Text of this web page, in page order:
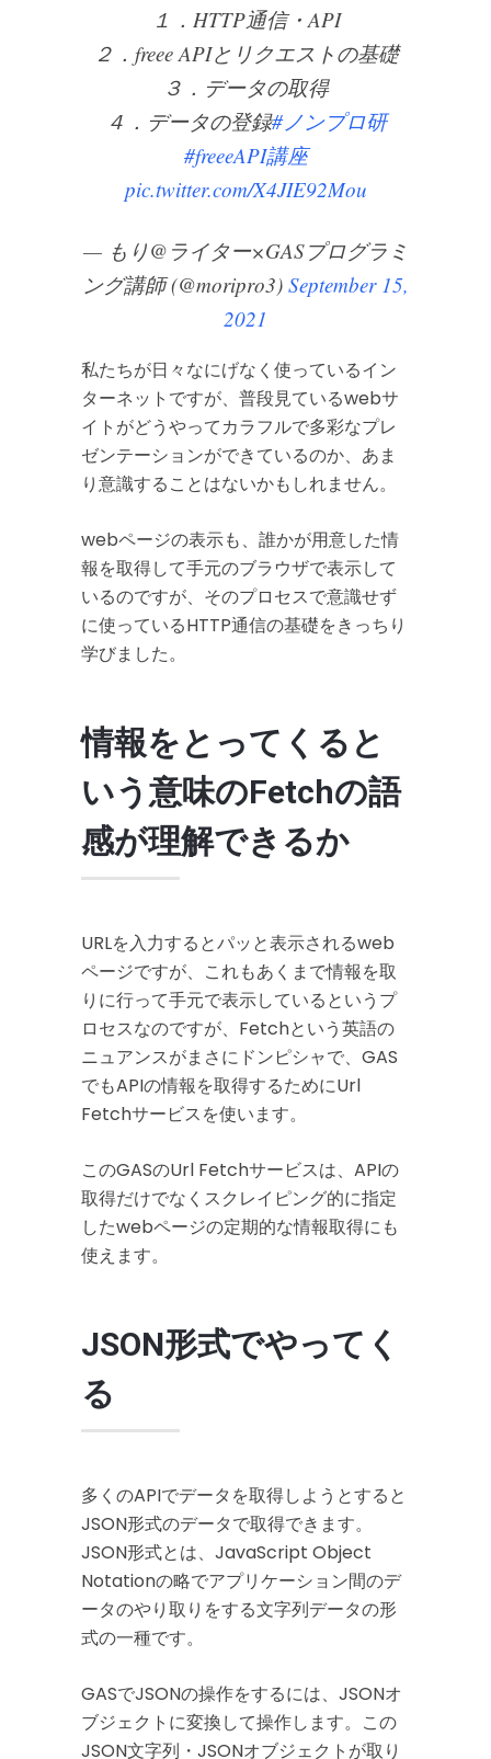
１．HTTP通信・API
２．freee APIとリクエストの基礎
３．データの取得
４．データの登録#ノンプロ研
#freeeAPI講座
pic.twitter.com/X4JIE92Mou
— もり@ライター×GASプログラミ
ング講師 (@moripro3) September 15,
2021
私たちが日々なにげなく使っているイン
ターネットですが、普段見ているwebサ
イトがどうやってカラフルで多彩なプレ
ゼンテーションができているのか、あま
り意識することはないかもしれません。
webページの表示も、誰かが用意した情
報を取得して手元のブラウザで表示して
いるのですが、そのプロセスで意識せず
に使っているHTTP通信の基礎をきっちり
学びました。
情報をとってくると
いう意味のFetchの語
感が理解できるか
URLを入力するとパッと表示されるweb
ページですが、これもあくまで情報を取
りに行って手元で表示しているというプ
ロセスなのですが、Fetchという英語の
ニュアンスがまさにドンピシャで、GAS
でもAPIの情報を取得するためにUrl
Fetchサービスを使います。
このGASのUrl Fetchサービスは、APIの
取得だけでなくスクレイピング的に指定
したwebページの定期的な情報取得にも
使えます。
JSON形式でやってく
る
多くのAPIでデータを取得しようとすると
JSON形式のデータで取得できます。
JSON形式とは、JavaScript Object
Notationの略でアプリケーション間のデ
ータのやり取りをする文字列データの形
式の一種です。
GASでJSONの操作をするには、JSONオ
ブジェクトに変換して操作します。この
JSON文字列・JSONオブジェクトが取り